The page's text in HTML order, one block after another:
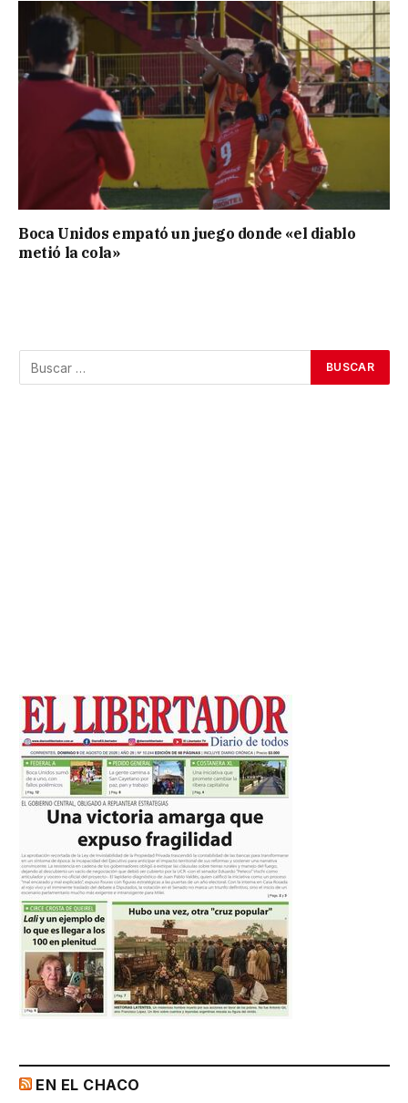
Boca Unidos empató un juego donde «el diablo
metió la cola»
EN EL CHACO